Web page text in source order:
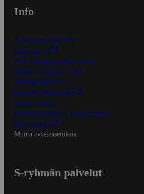
Info
S-Business yrityksille
Oiva-raportit
Osuuskauppojen yhteystiedot
Tilaus- ja toimitusehdot
Tietosuojakäytäntö
Palvelun käyttöehdot
Saavutettavuus
Mobiilisovelluksen saavutettavuus
Mainostajalle
Muuta evästeasetuksia
S-ryhmän palvelut